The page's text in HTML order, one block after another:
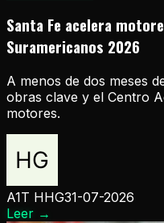
Santa Fe acelera
Suramericanos 2026
A menos de dos meses
obras clave y el Centro
motores.
A1T HHG31-07-2026
Leer →